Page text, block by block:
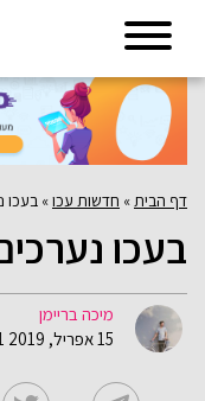
דף הבית » חדשות עכו» בעכו
בעכו
מיכה בריימן
15 אפריל, 2019 16:21